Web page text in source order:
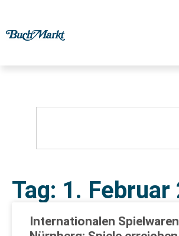
Tag: 1. Februar
Internationalen